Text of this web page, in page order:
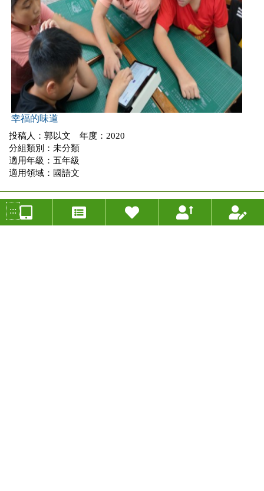
幸福的味道
投稿人：郭以文 年度：2020
分組類別：未分類
適用年級：五年級
適用領域：國語文
:::